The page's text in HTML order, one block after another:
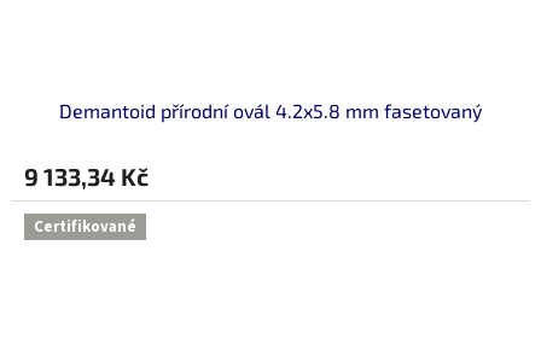
Demantoid přírodní ovál 4.2x5.8 mm fasetovaný
9 133,34 Kč
Certifikované